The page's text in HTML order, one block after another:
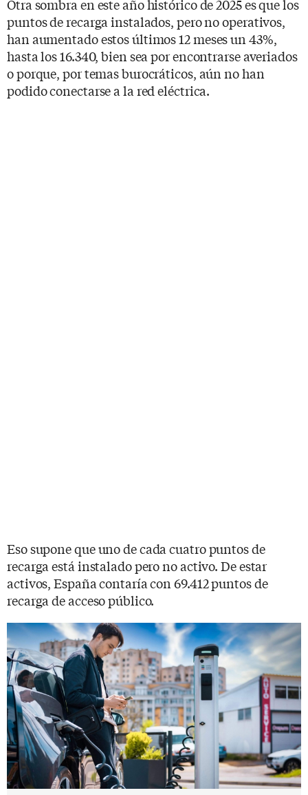
Otra sombra en este año histórico de 2025 es que los
puntos de recarga instalados, pero no operativos,
han aumentado estos últimos 12 meses un 43%,
hasta los 16.340, bien sea por encontrarse averiados
o porque, por temas burocráticos, aún no han
podido conectarse a la red eléctrica.
Eso supone que uno de cada cuatro puntos de
recarga está instalado pero no activo. De estar
activos, España contaría con 69.412 puntos de
recarga de acceso público.